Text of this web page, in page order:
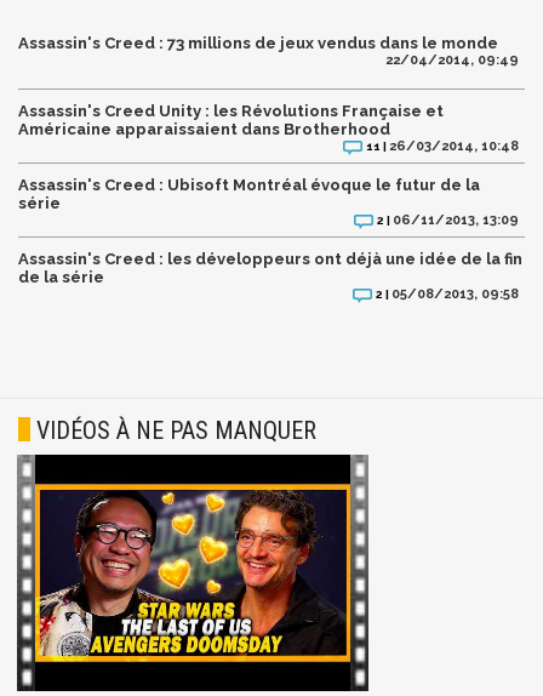
Assassin's Creed : 73 millions de jeux vendus dans le monde
22/04/2014, 09:49
Assassin's Creed Unity : les Révolutions Française et
Américaine apparaissaient dans Brotherhood
11 | 26/03/2014, 10:48
Assassin's Creed : Ubisoft Montréal évoque le futur de la
série
2 | 06/11/2013, 13:09
Assassin's Creed : les développeurs ont déjà une idée de la fin
de la série
2 | 05/08/2013, 09:58
VIDÉOS À NE PAS MANQUER